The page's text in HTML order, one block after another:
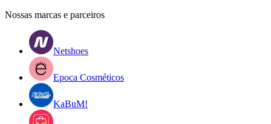
Nossas marcas e parceiros
Netshoes
Epoca Cosméticos
KaBuM!